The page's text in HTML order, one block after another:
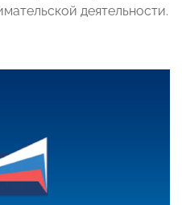
деятельности.